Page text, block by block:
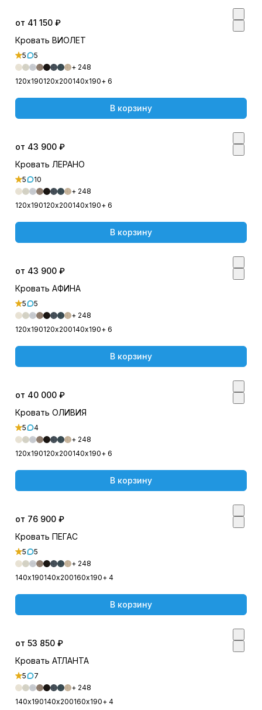
от 41 150 ₽
Кровать ВИОЛЕТ
5
5
+ 248
120х190120х200140х190+ 6
В корзину
от 43 900 ₽
Кровать ЛЕРАНО
5
10
+ 248
120х190120х200140х190+ 6
В корзину
от 43 900 ₽
Кровать АФИНА
5
5
+ 248
120х190120х200140х190+ 6
В корзину
от 40 000 ₽
Кровать ОЛИВИЯ
5
4
+ 248
120х190120х200140х190+ 6
В корзину
от 76 900 ₽
Кровать ПЕГАС
5
5
+ 248
140х190140х200160х190+ 4
В корзину
от 53 850 ₽
Кровать АТЛАНТА
5
7
+ 248
140х190140х200160х190+ 4